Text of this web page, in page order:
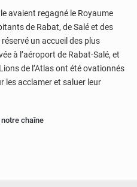
avaient regagné le Royaume
de Rabat, de Salé et des
un accueil des plus
à l’aéroport de Rabat-Salé, et
de l’Atlas ont été ovationnés
les acclamer et saluer leur
chaîne